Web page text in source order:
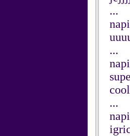
...
...
cool
...